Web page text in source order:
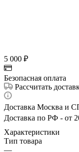
5 000 ₽
Безопасная оплата
Рассчитать
Доставка Москва и
Доставка по РФ - от
Характеристики
Тип товара
—